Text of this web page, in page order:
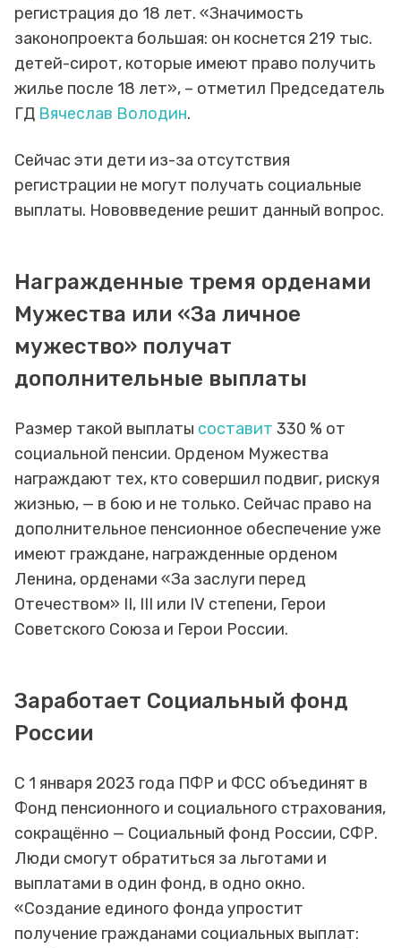
регистрация до 18 лет. «Значимость
законопроекта большая: он коснется 219 тыс.
детей-сирот, которые имеют право получить
жилье после 18 лет», – отметил Председатель
ГД Вячеслав Володин.
Сейчас эти дети из-за отсутствия
регистрации не могут получать социальные
выплаты. Нововведение решит данный вопрос.
Награжденные тремя орденами
Мужества или «За личное
мужество» получат
дополнительные выплаты
Размер такой выплаты составит 330 % от
социальной пенсии. Орденом Мужества
награждают тех, кто совершил подвиг, рискуя
жизнью, — в бою и не только. Сейчас право на
дополнительное пенсионное обеспечение уже
имеют граждане, награжденные орденом
Ленина, орденами «За заслуги перед
Отечеством» II, III или IV степени, Герои
Советского Союза и Герои России.
Заработает Социальный фонд
России
С 1 января 2023 года ПФР и ФСС объединят в
Фонд пенсионного и социального страхования,
сокращённо — Социальный фонд России, СФР.
Люди смогут обратиться за льготами и
выплатами в один фонд, в одно окно.
«Создание единого фонда упростит
получение гражданами социальных выплат: